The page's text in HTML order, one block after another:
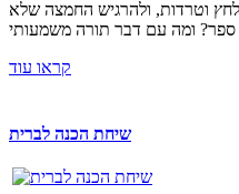
וטרדות, ולהרגיש החמצה שלא
קראו עוד
שיחת הכנה לברית